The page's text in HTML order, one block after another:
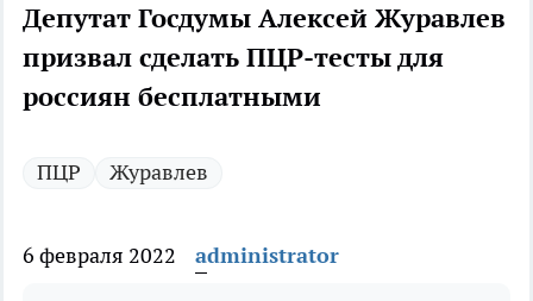
Депутат Госдумы Алексей Журавлев
призвал сделать ПЦР-тесты для
россиян бесплатными
ПЦР Журавлев
6 февраля 2022 administrator